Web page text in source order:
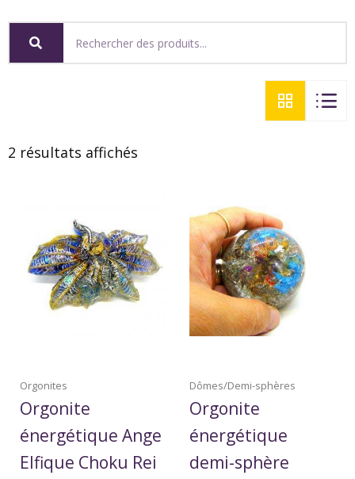
2 résultats affichés
Orgonites
Orgonite
énergétique Ange
Elfique Choku Rei
Dômes/Demi-sphères
Orgonite
énergétique
demi-sphère